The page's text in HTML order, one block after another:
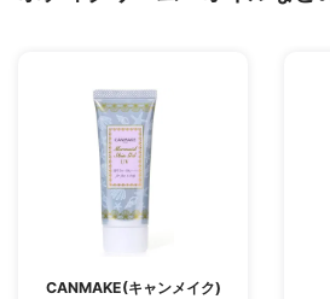
CANMAKE(キャンメイク)